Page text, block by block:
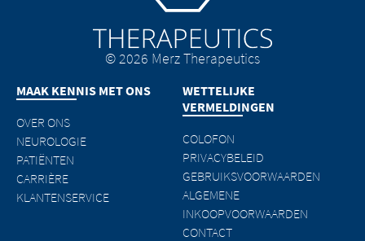
© 2026 Merz Therapeutics
MAAK KENNIS MET ONS
OVER ONS
NEUROLOGIE
PATIËNTEN
CARRIÈRE
KLANTENSERVICE
WETTELIJKE
VERMELDINGEN
COLOFON
PRIVACYBELEID
GEBRUIKSVOORWAARDEN
ALGEMENE
INKOOPVOORWAARDEN
CONTACT
inhoud op de gekoppelde websites te
melden.
CONTINUE TO
URL
gebruik door de bezoekers. We vragen
u echter om ons onmiddellijk elke
illegale inhoud op de gekoppelde
CONTINUE TOURL